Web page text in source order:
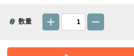
数量